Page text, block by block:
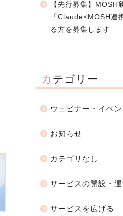
【先行募集】MOSH
「Claude×MOSH連
る方を募集します
カテゴリー
ウェビナー・イベン
お知らせ
カテゴリなし
サービスの開設・
サービスを広げる